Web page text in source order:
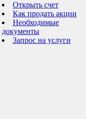
Открыть счет
Как продать акции
Необходимые
документы
Запрос на услуги